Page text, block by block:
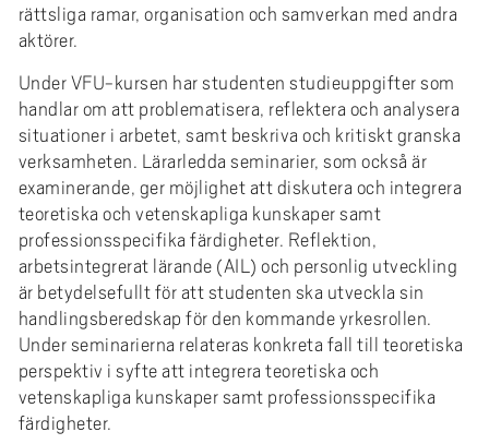
rättsliga ramar, organisation och samverkan med andra
aktörer.
Under VFU-kursen har studenten studieuppgifter som
handlar om att problematisera, reflektera och analysera
situationer i arbetet, samt beskriva och kritiskt granska
verksamheten. Lärarledda seminarier, som också är
examinerande, ger möjlighet att diskutera och integrera
teoretiska och vetenskapliga kunskaper samt
professionsspecifika färdigheter. Reflektion,
arbetsintegrerat lärande (AIL) och personlig utveckling
är betydelsefullt för att studenten ska utveckla sin
handlingsberedskap för den kommande yrkesrollen.
Under seminarierna relateras konkreta fall till teoretiska
perspektiv i syfte att integrera teoretiska och
vetenskapliga kunskaper samt professionsspecifika
färdigheter.